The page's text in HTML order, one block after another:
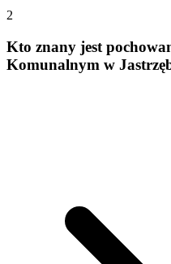
2
Kto znany jest
Komunalnym w